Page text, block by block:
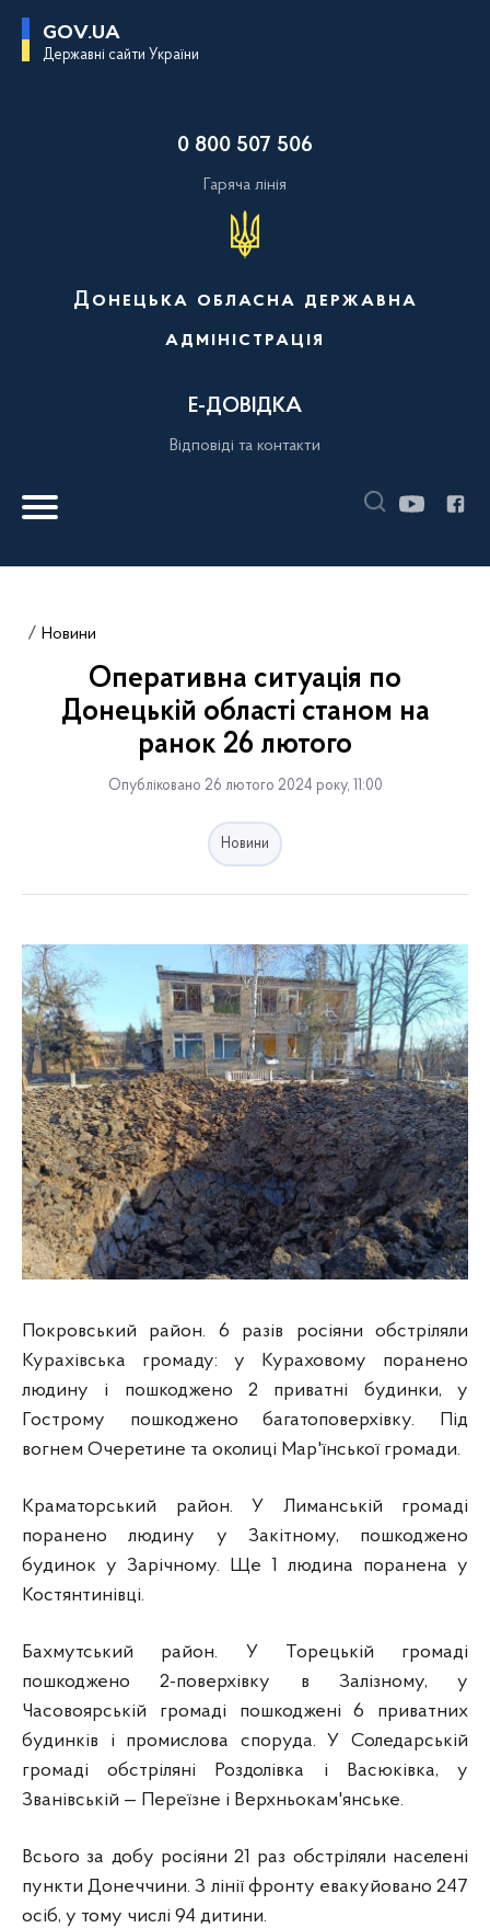
GOV.UA
Державні сайти України
0 800 507 506
Гаряча лінія
Донецька обласна державна
адміністрація
Е-ДОВІДКА
Відповіді та контакти
Новини
Оперативна ситуація по
Донецькій області станом на
ранок 26 лютого
Опубліковано 26 лютого 2024 року, 11:00
Новини
Покровський район. 6 разів росіяни обстріляли
Курахівська громаду: у Кураховому поранено
людину і пошкоджено 2 приватні будинки, у
Гострому пошкоджено багатоповерхівку. Під
вогнем Очеретине та околиці Мар'їнської громади.
Краматорський район. У Лиманській громаді
поранено людину у Закітному, пошкоджено
будинок у Зарічному. Ще 1 людина поранена у
Костянтинівці.
Бахмутський район. У Торецькій громаді
пошкоджено 2-поверхівку в Залізному, у
Часовоярській громаді пошкоджені 6 приватних
будинків і промислова споруда. У Соледарській
громаді обстріляні Роздолівка і Васюківка, у
Званівській — Переїзне і Верхньокам'янське.
Всього за добу росіяни 21 раз обстріляли населені
пункти Донеччини. З лінії фронту евакуйовано 247
осіб, у тому числі 94 дитини.